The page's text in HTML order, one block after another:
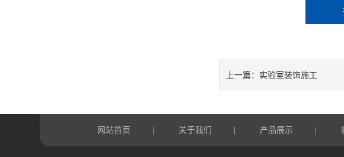
上一篇： 实验室装饰施工
网站首页 关于我们 产品展示